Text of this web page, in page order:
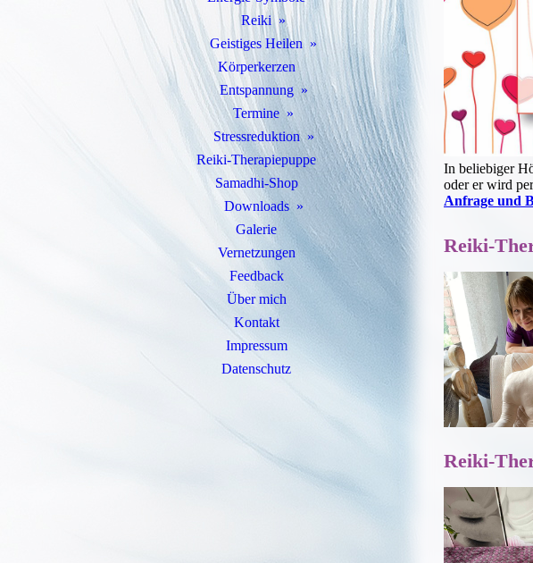
Reiki
Geistiges Heilen
Körperkerzen
Entspannung
Termine
Stressreduktion
Reiki-Therapiepuppe
Samadhi-Shop
Downloads
Galerie
Vernetzungen
Feedback
Über mich
Kontakt
Impressum
Datenschutz
In beliebiger
oder er wird
Anfrage und
Reiki-
Reiki-